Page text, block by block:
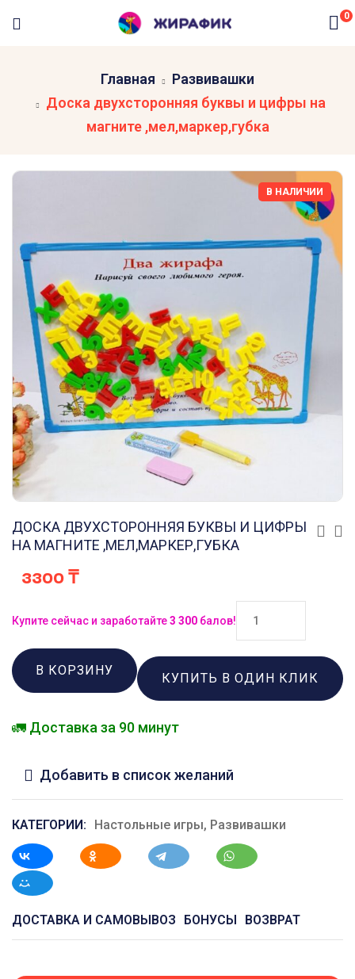
0
Главная
Развивашки
Доска двухсторонняя буквы и цифры на
магните ,мел,маркер,губка
В НАЛИЧИИ
ДОСКА ДВУХСТОРОННЯЯ БУКВЫ И ЦИФРЫ
НА МАГНИТЕ ,МЕЛ,МАРКЕР,ГУБКА
3300₸
Купите сейчас и заработайте3 300 балов!
В КОРЗИНУ
КУПИТЬ В ОДИН КЛИК
🚛 Доставка за 90 минут
Добавить в список желаний
КАТЕГОРИИ: Настольные игры, Развивашки
ДОСТАВКА И САМОВЫВОЗ БОНУСЫ ВОЗВРАТ